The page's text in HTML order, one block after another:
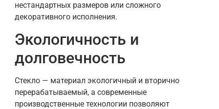
нестандартных размеров или сложного
декоративного исполнения.
Экологичность и
долговечность
Стекло — материал экологичный и вторично
перерабатываемый, а современные
производственные технологии позволяют